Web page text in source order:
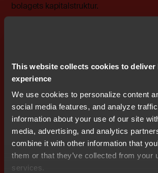
This website collects cookies to deliver
experience
We use cookies to personalize content
social media features, and analyze
information about your use of our site
media, advertising, and analytics
combine it with other information that
them or that they’ve collected from your
services.
bolagets kapitalstruktur.
1:10. Detta innebär att 10 aktier
aktie. Avstämningsdag hos VPC för
blir fredagen den 16 maj 2008 och
handel innan sammanläggningen blir
maj 2008. Första dag för handel med
sammanlagda aktien blir onsdagen den
Årsstämman bemyndigade också
om nyemission av högst 9 B-aktier, för